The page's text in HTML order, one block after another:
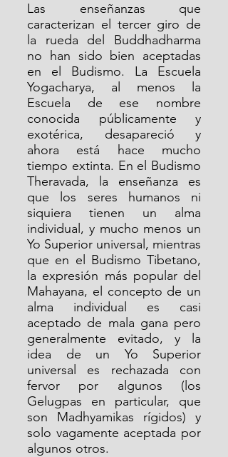
Las enseñanzas que
caracterizan el tercer giro de
la rueda del Buddhadharma
no han sido bien aceptadas
en el Budismo. La Escuela
Yogacharya, al menos la
Escuela de ese nombre
conocida públicamente y
exotérica, desapareció y
ahora está hace mucho
tiempo extinta. En el Budismo
Theravada, la enseñanza es
que los seres humanos ni
siquiera tienen un alma
individual, y mucho menos un
Yo Superior universal, mientras
que en el Budismo Tibetano,
la expresión más popular del
Mahayana, el concepto de un
alma individual es casi
aceptado de mala gana pero
generalmente evitado, y la
idea de un Yo Superior
universal es rechazada con
fervor por algunos (los
Gelugpas en particular, que
son Madhyamikas rígidos) y
solo vagamente aceptada por
algunos otros.